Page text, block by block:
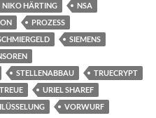
NIKO HÄRTING
NSA
PROZESS
SIEMENS
STELLENABBAU
TRUECRYPT
URIEL SHAREF
VORWURF